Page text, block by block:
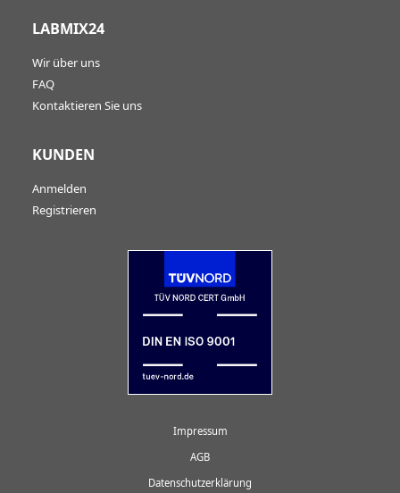
LABMIX24
Wir über uns
FAQ
Kontaktieren Sie uns
KUNDEN
Anmelden
Registrieren
Impressum
AGB
Datenschutzerklärung